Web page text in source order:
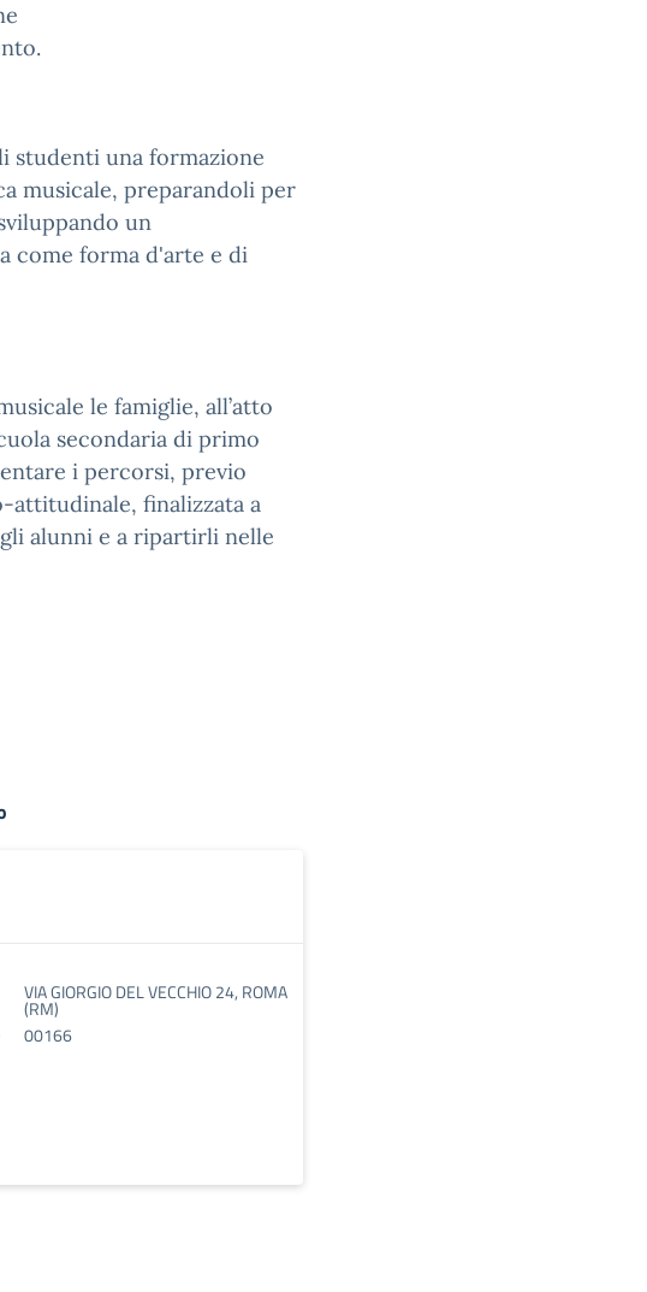
studenti una formazione
musicale, preparandoli per
un
come forma d'arte e di
le famiglie, all’atto
secondaria di primo
i percorsi, previo
attitudinale, finalizzata a
alunni e a ripartirli nelle
VIA GIORGIO DEL VECCHIO 24, ROMA
(RM)
00166